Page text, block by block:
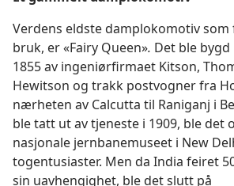
Verdens eldste damplokomotiv som
bruk, er «Fairy Queen». Det ble bygd
1855 av ingeniørfirmaet Kitson,
Hewitson og trakk postvogner fra
nærheten av Calcutta til Raniganj i
ble tatt ut av tjeneste i 1909, ble det
nasjonale jernbanemuseet i New
togentusiaster. Men da India feiret
sin uavhengighet, ble det slutt på